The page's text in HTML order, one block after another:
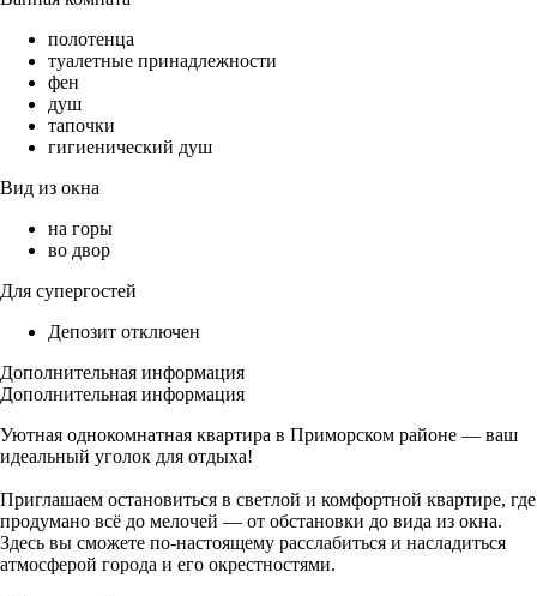
полотенца
туалетные принадлежности
фен
душ
тапочки
гигиенический душ
Вид из окна
на горы
во двор
Для супергостей
Депозит отключен
Дополнительная информация
Дополнительная информация
Уютная однокомнатная квартира в Приморском районе — ваш
идеальный уголок для отдыха!
Приглашаем остановиться в светлой и комфортной квартире, где
продумано всё до мелочей — от обстановки до вида из окна.
Здесь вы сможете по-настоящему расслабиться и насладиться
атмосферой города и его окрестностями.